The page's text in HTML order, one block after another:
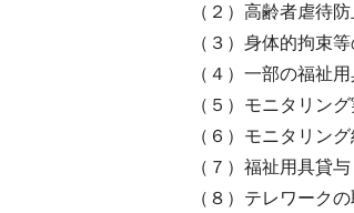
（２）高齢者虐待
（３）身体的拘束
（４）一部の福祉
（５）モニタリン
（６）モニタリン
（７）福祉用具貸
（８）テレワーク